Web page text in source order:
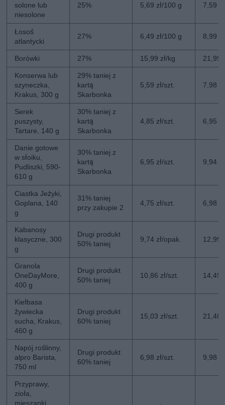
solone lub
niesolone
25% 5,69 zł/100 g 7,59
Łosoś
atlantycki
27% 6,49 zł/100 g 8,99
Borówki 27% 15,99 zł/kg 21,99
Konserwa lub
szyneczka,
Krakus, 300 g
29% taniej z
kartą
Skarbonka
5,59 zł/szt. 7,98
Serek
puszysty,
Tartare, 140 g
30% taniej z
kartą
Skarbonka
4,85 zł/szt. 6,95
Danie gotowe
w słoiku,
Pudliszki, 590-
610 g
30% taniej z
kartą
Skarbonka
6,95 zł/szt. 9,94
Ciastka Jeżyki,
Goplana, 140
g
31% taniej
przy zakupie 2
4,75 zł/szt. 6,98
Kabanosy
klasyczne, 300
g
Drugi produkt
50% taniej
9,74 zł/opak. 12,99
Granola
OneDayMore,
400 g
Drugi produkt
50% taniej
10,86 zł/szt. 14,49
Kiełbasa
żywiecka
sucha, Krakus,
460 g
Drugi produkt
60% taniej
15,03 zł/szt. 21,48
Napój roślinny,
alpro Barista,
750 ml
Drugi produkt
60% taniej
6,98 zł/szt. 9,98
Przyprawy,
zioła,
mieszanki